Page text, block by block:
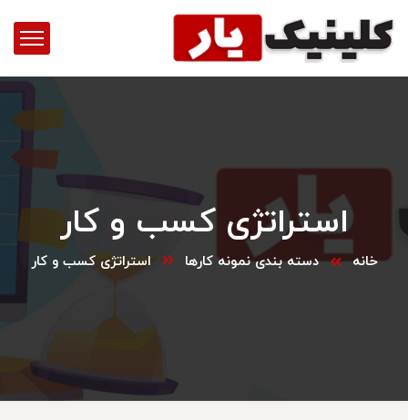
استراتژی کسب و کار
خانه دسته بندی نمونه کارها استراتژی کسب و کار